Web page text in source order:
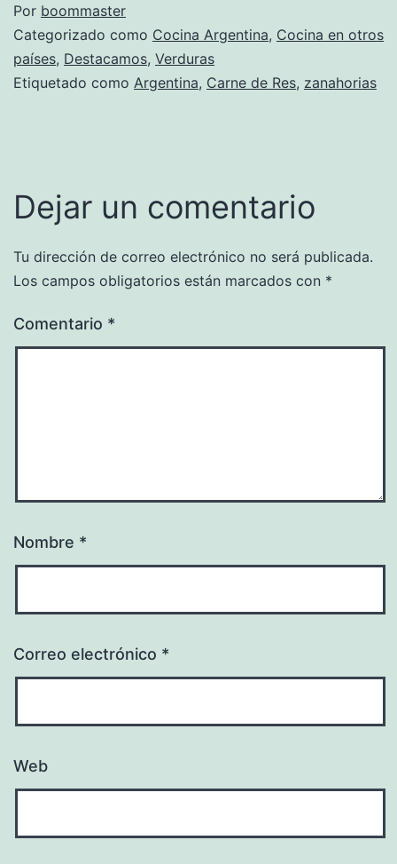
Por boommaster
Categorizado como Cocina Argentina, Cocina en otros
países, Destacamos, Verduras
Etiquetado como Argentina, Carne de Res, zanahorias
Dejar un comentario
Tu dirección de correo electrónico no será publicada.
Los campos obligatorios están marcados con *
Comentario *
Nombre *
Correo electrónico *
Web